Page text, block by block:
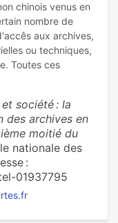
chinois venus en
nombre de
aux archives,
ou techniques,
Toutes ces
société : la
des archives en
moitié du
nationale des
:
01937795